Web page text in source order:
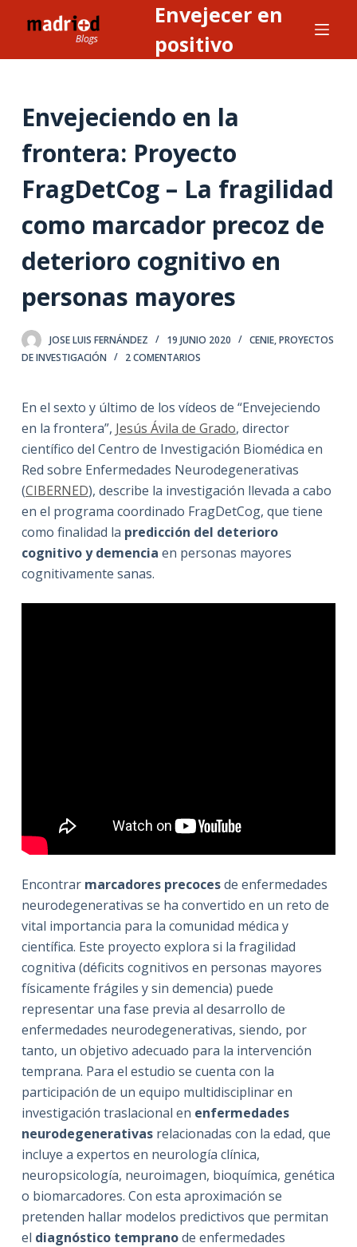
l
n
e
n
o
Envejecer en
positivo
Envejeciendo en la
frontera: Proyecto
FragDetCog – La fragilidad
como marcador precoz de
deterioro cognitivo en
personas mayores
JOSE LUIS FERNÁNDEZ 19 JUNIO 2020 CENIE,PROYECTOS
DE INVESTIGACIÓN
2 COMENTARIOS
En el sexto y último de los vídeos de “Envejeciendo
en la frontera”, Jesús Ávila de Grado, director
científico del Centro de Investigación Biomédica en
Red sobre Enfermedades Neurodegenerativas
(CIBERNED), describe la investigación llevada a cabo
en el programa coordinado FragDetCog, que tiene
como finalidad la predicción del deterioro
cognitivo y demencia en personas mayores
cognitivamente sanas.
Encontrar marcadores precocesde enfermedades
neurodegenerativas se ha convertido en un reto de
vital importancia para la comunidad médica y
científica. Este proyecto explora si la fragilidad
cognitiva (déficits cognitivos en personas mayores
físicamente frágiles y sin demencia) puede
representar una fase previa al desarrollo de
enfermedades neurodegenerativas, siendo, por
tanto, un objetivo adecuado para la intervención
temprana. Para el estudio se cuenta con la
participación de un equipo multidisciplinar en
investigación traslacional en enfermedades
neurodegenerativasrelacionadas con la edad, que
incluye a expertos en neurología clínica,
neuropsicología, neuroimagen, bioquímica, genética
o biomarcadores. Con esta aproximación se
pretenden hallar modelos predictivos que permitan
el diagnóstico tempranode enfermedades